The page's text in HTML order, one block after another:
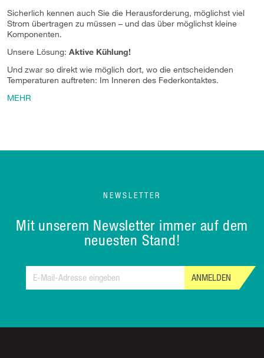
Sicherlich kennen auch Sie die Herausforderung, möglichst viel
Strom übertragen zu müssen – und das über möglichst kleine
Komponenten.
Unsere Lösung: Aktive Kühlung!
Und zwar so direkt wie möglich dort, wo die entscheidenden
Temperaturen auftreten: Im Inneren des Federkontaktes.
MEHR
NEWSLETTER
Mit unserem Newsletter immer auf dem
neuesten Stand!
ANMELDEN